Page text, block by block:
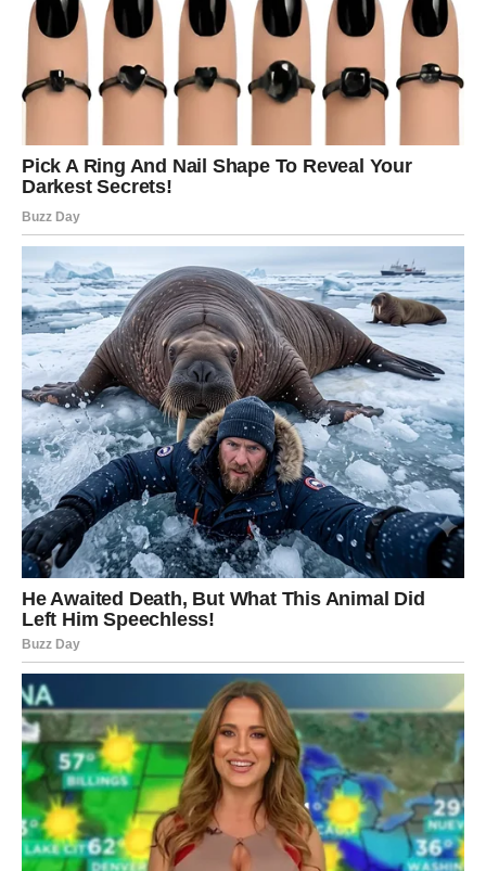
Ako razmišljate o promjeni posla, dodatnom angažmanu
ili pokretanju vlastite ideje, zvijezde vam šalju veoma
povoljne znakove.
Pred vama su okolnosti koje vam mogu pomoći da
ostvarite mnogo više nego što trenutno očekujete.
Ljubav prati finansijski uspjeh
Dok će novac biti jedna od glavnih tema sedmice, ni
emotivni život neće ostati po strani. Slobodni Strijelčevi
mogli bi upoznati osobu koja ih privlači energijom,
optimizmom i načinom razmišljanja.
Za zauzete pripadnike ovog znaka dolazi period tokom
kojeg će odnos sa partnerom biti ispunjen više
razumijevanja, podrške i zajedničkih planova.
Kada osjećate da vam život ide u dobrom pravcu, mnogo
lakše uživate u svim drugim segmentima svakodnevice.
Upravo zato će naredni dani donijeti mnogo razloga za
osmijeh.
Zvijezde poručuju da je ovo
početak velikog prosperiteta
Najvažnija poruka za Strijelčeve jeste da novac koji dolazi
nije prolazna sreća. On predstavlja znak da ulazite u